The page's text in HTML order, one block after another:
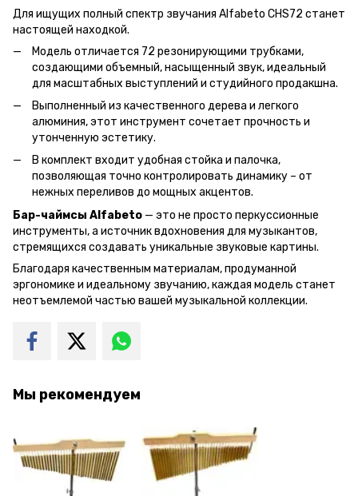
Для ищущих полный спектр звучания Alfabeto CHS72 станет
настоящей находкой.
Модель отличается 72 резонирующими трубками,
создающими объемный, насыщенный звук, идеальный
для масштабных выступлений и студийного продакшна.
Выполненный из качественного дерева и легкого
алюминия, этот инструмент сочетает прочность и
утонченную эстетику.
В комплект входит удобная стойка и палочка,
позволяющая точно контролировать динамику – от
нежных переливов до мощных акцентов.
Бар-чаймсы Alfabeto — это не просто перкуссионные
инструменты, а источник вдохновения для музыкантов,
стремящихся создавать уникальные звуковые картины.
Благодаря качественным материалам, продуманной
эргономике и идеальному звучанию, каждая модель станет
неотъемлемой частью вашей музыкальной коллекции.
Мы рекомендуем